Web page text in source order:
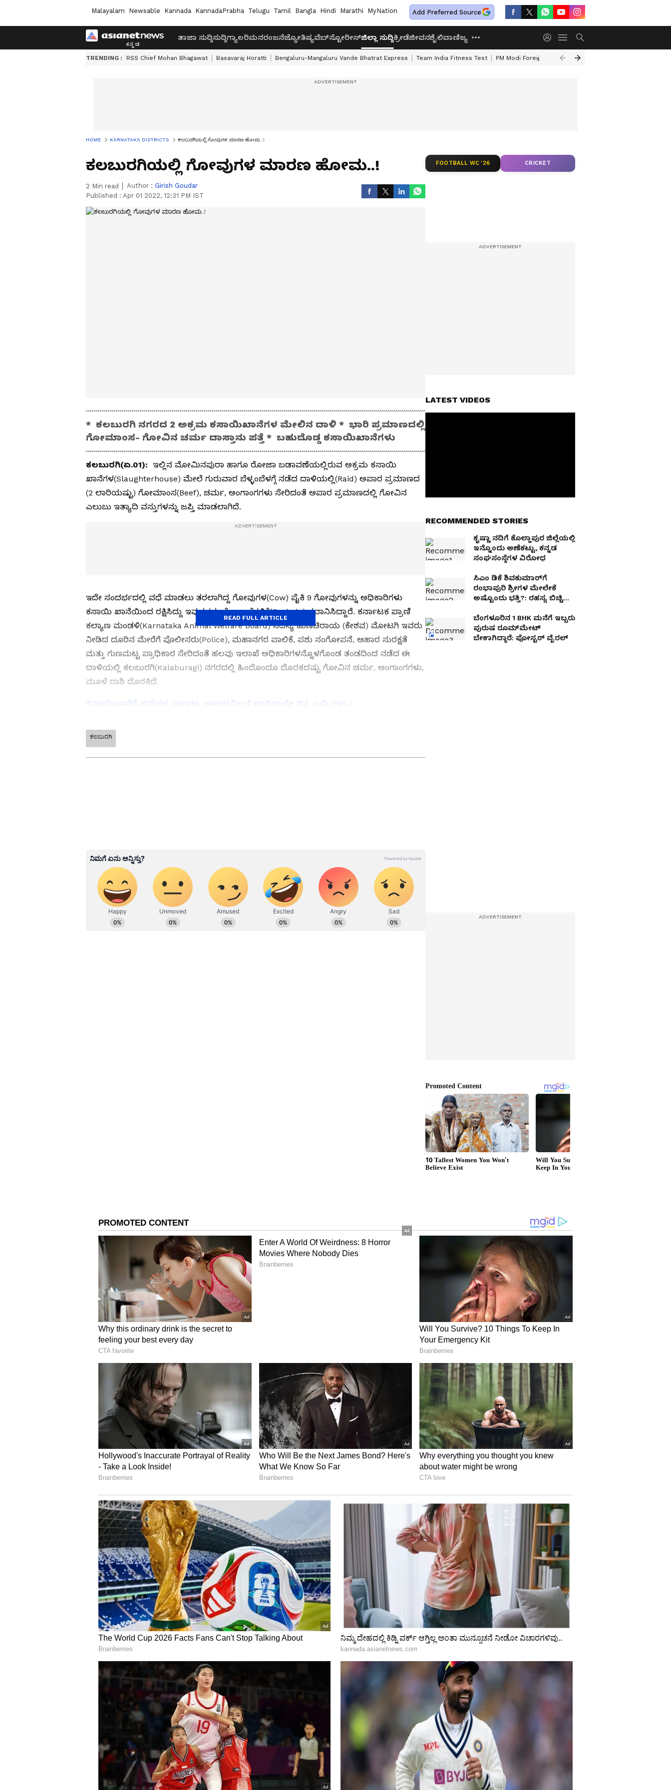
Malayalam Newsable Kannada KannadaPrabha Telugu Tamil Bangla Hindi Marathi MyNation Add Preferred Source
ತಾಜಾ ಸುದ್ದಿಸುದ್ದಿಗ್ಯಾಲರಿಮನರಂಜನೆಜ್ಯೋತಿಷ್ಯವೆಬ್‌ಸ್ಟೋರೀಸ್ಜಿಲ್ಲಾ ಸುದ್ದಿಕ್ರೀಡೆಜೀವನಶೈಲಿವಾಣಿಜ್ಯ
TRENDING : RSS Chief Mohan Bhagawat Basavaraj Horatti Bengaluru-Mangaluru Vande Bhatrat Express Team India Fitness Test PM Modi Foreign Travel Expenditure
HOME KARNATAKA DISTRICTS ಕಲಬುರಗಿಯಲ್ಲಿ ಗೋವುಗಳ ಮಾರಣ ಹೋಮ..!
ಕಲಬುರಗಿಯಲ್ಲಿ ಗೋವುಗಳ ಮಾರಣ ಹೋಮ..!
2 Min read Author : Girish Goudar
Published : Apr 01 2022, 12:31 PM IST
* ಕಲಬುರಗಿ ನಗರದ 2 ಅಕ್ರಮ ಕಸಾಯಿಖಾನೆಗಳ ಮೇಲಿನ ದಾಳಿ * ಭಾರಿ ಪ್ರಮಾಣದಲ್ಲಿ
ಗೋಮಾಂಸ- ಗೋವಿನ ಚರ್ಮ ದಾಸ್ತಾನು ಪತ್ತೆ * ಬಹುದೊಡ್ಡ ಕಸಾಯಿಖಾನೆಗಳು
ಕಲಬುರಗಿ(ಏ.01): ಇಲ್ಲಿನ ಮೋಮಿನಪುರಾ ಹಾಗೂ ರೋಜಾ ಬಡಾವಣೆಯಲ್ಲಿರುವ ಅಕ್ರಮ ಕಸಾಯಿ
ಖಾನೆಗಳ(Slaughterhouse) ಮೇಲೆ ಗುರುವಾರ ಬೆಳ್ಳಂಬೆಳಗ್ಗೆ ನಡೆದ ದಾಳಿಯಲ್ಲಿ(Raid) ಅಪಾರ ಪ್ರಮಾಣದ
(2 ಲಾರಿಯಷ್ಟು) ಗೋಮಾಂಸ(Beef), ಚರ್ಮ, ಅಂಗಾಂಗಗಳು ಸೇರಿದಂತೆ ಅಪಾರ ಪ್ರಮಾಣದಲ್ಲಿ ಗೋವಿನ
ಎಲುಬು ಇತ್ಯಾದಿ ವಸ್ತುಗಳನ್ನು ಜಪ್ತಿ ಮಾಡಲಾಗಿದೆ.
ಇದೇ ಸಂದರ್ಭದಲ್ಲಿ ವಧೆ ಮಾಡಲು ತರಲಾಗಿದ್ದ ಗೋವುಗಳ(Cow) ಪೈಕಿ 9 ಗೋವುಗಳನ್ನು ಅಧಿಕಾರಿಗಳು
ಕಸಾಯಿ ಖಾನೆಯಿಂದ ರಕ್ಷಿಸಿದ್ದು ಇವುಗಳನ್ನು ಗೋಶಾಲೆಗಳಿಗೆ(Goshale) ರವಾನಿಸಿದ್ದಾರೆ. ಕರ್ನಾಟಕ ಪ್ರಾಣಿ
ಕಲ್ಯಾಣ ಮಂಡಳಿ(Karnataka Animal Welfare Board) ಸದಸ್ಯ ಹುಣಚಿರಾಯ (ಕೇಶವ) ಮೋಟಗಿ ಇವರು
ನೀಡಿದ ದೂರಿನ ಮೇರೆಗೆ ಪೊಲೀಸರು(Police), ಮಹಾನಗರ ಪಾಲಿಕೆ, ಪಶು ಸಂಗೋಪನೆ, ಆಹಾರ ಸುರಕ್ಷತೆ
ಮತ್ತು ಗುಣಮಟ್ಟ ಪ್ರಾಧಿಕಾರ ಸೇರಿದಂತೆ ಹಲವು ಇಲಾಖೆ ಅಧಿಕಾರಿಗಳನ್ನೊಳಗೊಂಡ ತಂಡದಿಂದ ನಡೆದ ಈ
ದಾಳಿಯಲ್ಲಿ ಕಲಬುರಗಿ(Kalaburagi) ನಗರದಲ್ಲಿ ಹಿಂದೊಂದೂ ದೊರಕದಷ್ಟು ಗೋವಿನ ಚರ್ಮ, ಅಂಗಾಂಗಗಳು,
ಮೂಳೆ ರಾಶಿ ದೊರಕಿದೆ.
ಕಸಾಯಿಖಾನೆಗೆ ಹಸುಗಳ ಸಾಗಾಟ: ಆಹಾರವಿಲ್ಲದೆ ಲಾರಿಯಲ್ಲೇ ಸತ್ತ ಎಮ್ಮೆಗಳು..!
ಪೊಲೀಸ್‌ ಸೇರಿದಂತೆ ಎಲ್ಲಾ ಇಲಾಖೆಯ 200ರಷ್ಟು ಸಿಬ್ಬಂದಿ ಸದರಿ ದಾಳಿಯಲ್ಲಿ ಭಾಗಿಯಾಗಿತ್ತು. ಕಲಬುರಗಿ
ರೋಜಾ ಹಾಗೂ ಮೋಮಿನ ಪುರಾ ಬಡಾವಣೆಯ ಕಸಾಯಿ ಖಾನೆಯಲ್ಲಿ ದೊರಕಿರುವ ವಸ್ತುಗಳನ್ನು ಗಮನಿಸಿದರೆ
ಇಲ್ಲೆಲ್ಲಾ ನಿತ್ಯ ಗೋವುಗಳ ವಧೆ ಸಾಗಿತ್ತು ಎಂದು ಹೇಳಬಹುದಾದಂತಹ ನೋಟಗಳು ಅಲ್ಲಿ ಕಂಡಿವೆ. 10
ಸಾವಿರದಷ್ಟು ಗೋವಿನ ಚರ್ಮದ ದಾಸ್ತಾನು ದೊರಕಿದ್ದು ನೋಡಿದರೆ ಈ ಕಸಾಯಿಖಾನೆಗಳೆರಡರಲ್ಲೂ ಗೋವಿನ
ವಧೆ ನಿರಂತರ ಸಾಗಿತ್ತು ಎಂಬುದನ್ನು ಸಾರಿ ಹೇಳಿವೆ.
ಕಸಾಯಿಖಾನೆಗೆ ದಾಳಿ: 200 ಚರ್ಮ, 8 ಗೋವು ವಶ
ರಾಜ್ಯದಲ್ಲಿ(Karnataka) ಗೋಹತ್ಯೆ ನಿಷೇಧ ಕಾಯ್ದೆ ಜಾರಿಯಲ್ಲಿದ್ದರೂ ಕಲಬುರಗಿ ನಗರ ಹಾಗೂ ಸುತ್ತಲಿನ
ತಾಲೂಕುಗಳಲ್ಲಿ ಗೋವಿನ ಹತ್ಯೆ ನಿರಂತರ ಸಾಗಿದೆ. ಚಿತ್ತಾಪುರ, ವಾಡಿ, ಶಹಾಬಾದ್‌ ಇಲ್ಲೆಲ್ಲಾ ಗೋವಿನ ಚರ್ಮ,
ಮಾಂಸ, ಮೂಳೆ, ಅಂಗಾಂಗಗಳ ಅಕ್ರಮ ದಾಸ್ತಾನು ದೊರಕುತ್ತಲೇ ಇದೆ. ಇದರಿಂದಾಗಿ ಕಲಬುರಗಿ ನಗರ
ಸೇರಿದಂತೆ ಸುತ್ತಮುತ್ತ ಗೋವಿನ ಮಾರಣ ಹೋಮ ಸದಾಕಾಲ ಸಾಗಿದೆ. ಸದರಿ ದಾಳಿಗೆ ಸಂಬಂಧ ಪಟ್ಟಂತೆ ಚೌಕ್‌
ಠಾಣೆಯಲ್ಲಿ ಪೊಲೀಸರು ಪರಿಶೀಲನೆ ನಡೆಸುತ್ತಿದ್ದಾರೆ.
ಕಸಾಯಿಖಾನೆ ಪಾಲಾಗ್ತಿದ್ದ 70ಕ್ಕೂ ಹೆಚ್ಚು ಗೋವುಗಳಿಗೆ ಮರುಜನ್ಮ..!
ಚಿಕ್ಕಮಗಳೂರು: ಗೋವುಗಳನ್ನ ಸಾಕೋದು ಏನು ದೊಡ್ಡ ವಿಚಾರವೇನಲ್ಲ. ಆದ್ರೆ, ಇಲ್ಲಿರೋ 70ಕ್ಕೂ ಹೆಚ್ಚು
ದನಕರುಗಳು ಒಂದು ದಿನ ಲೇಟಾಗಿದ್ರೂ ನಮ್ಮ ಕಣ್ಣೆದುರು ಇರ್ತಾ ಇರ್ಲಿಲ್ಲ. ಎಲ್ಲವೂ ಕಸಾಯಿ ಖಾನೆಗೆ ಹೋಗಲು
ತಯಾರಿ ನಡೆದಿತ್ತು. ಈ ವಿಚಾರವನ್ನ ತಿಳಿದ ಚಿಕ್ಕಮಗಳೂರು ತಾಲೂಕಿನ ಇಂದಾವರ ಗ್ರಾಮದ ಕಾಮಧೇನು ಗೋ
ಗೋಶಾಲೆಯ ಭಗವಾನ್, ಲಕ್ಷ್ಮಣ್ ಸೇರಿ ಮೋಹನ್ ಗೌಡ ಎಂಬುವರ ಸಹಾಯ ಪಡೆದು ಈ ಗೋವುಗಳನ್ನ
ಕಾಪಾಡಿದ್ದರು.
READ FULL ARTICLE
Girish Goudar
ಕಲಬುರಗಿ
FOOTBALL WC '26 CRICKET
LATEST VIDEOS
RECOMMENDED STORIES
ಕೃಷ್ಣಾ ನದಿಗೆ ಕೊಲ್ಹಾಪುರ ಜಿಲ್ಲೆಯಲ್ಲಿ
ಇನ್ನೊಂದು ಅಣೆಕಟ್ಟು, ಕನ್ನಡ
ಸಂಘಸಂಸ್ಥೆಗಳ ವಿರೋಧ
ಸಿಎಂ ಡಿಕೆ ಶಿವಕುಮಾರ್‌ಗೆ
ರಂಭಾಪುರಿ ಶ್ರೀಗಳ ಮೇಲೇಕೆ
ಅಷ್ಟೊಂದು ಭಕ್ತಿ?: ರಹಸ್ಯ ಬಿಚ್ಚಿಟ್ಟ
ಬೆಂಗಳೂರಿನ 1 BHK ಮನೆಗೆ ಇಬ್ಬರು
ಪುರುಷ ರೂಮ್‌ಮೇಟ್‌
ಬೇಕಾಗಿದ್ದಾರೆ: ಪೋಸ್ಟರ್ ವೈರಲ್